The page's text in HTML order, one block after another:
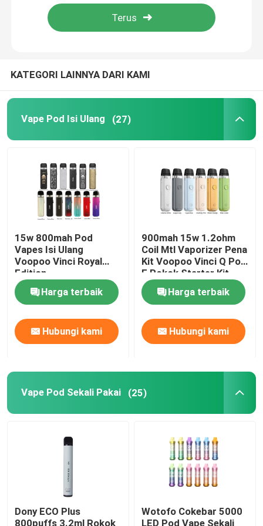
Tentang kami
Tur Pabrik
Permintaan Penawaran
Vape Pod Isi Ulang
Vape Pod Sekali Pakai
Vape Pod Rasa
Penggantian Coil Vape
Kit Pemula Sistem Pod
Botol Ejus Kosong
Aksesoris Rokok Elektronik
KATEGORI LAINNYA DARI KAMI
Vape Pod Isi Ulang (27)
15w 800mah Pod
Vapes Isi Ulang
Voopoo Vinci Royal
Edition
Harga terbaik
Hubungi kami
900mah 15w 1.2ohm
Coil Mtl Vaporizer Pena
Kit Voopoo Vinci Q Pod
E Rokok Starter Kit
Harga terbaik
Hubungi kami
Vape Pod Sekali Pakai (25)
Dony ECO Plus
800puffs 3.2ml Rokok
Wotofo Cokebar 5000
LED Pod Vape Sekali